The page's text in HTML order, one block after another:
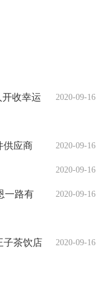
2020-09-16
开收幸运
2020-09-16
供应商
2020-09-16
2020-09-16
一路有
2020-09-16
子茶饮店